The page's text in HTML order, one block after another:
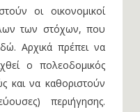
οι οικονομικοί
των στόχων, που
Αρχικά πρέπει να
ο πολεοδομικός
και να καθοριστούν
περιήγησης.